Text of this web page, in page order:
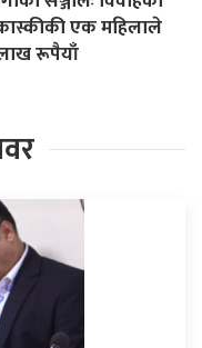
एक महिलाले
रूपैयाँ